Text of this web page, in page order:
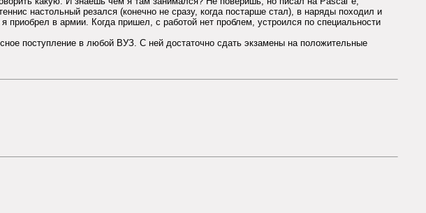
настольный резался (конечно не сразу, когда постарше стал), в наряды походил и
в армии. Когда пришел, с работой нет проблем, устроился по специальности
поступление в любой ВУЗ. С ней достаточно сдать экзамены на положительные